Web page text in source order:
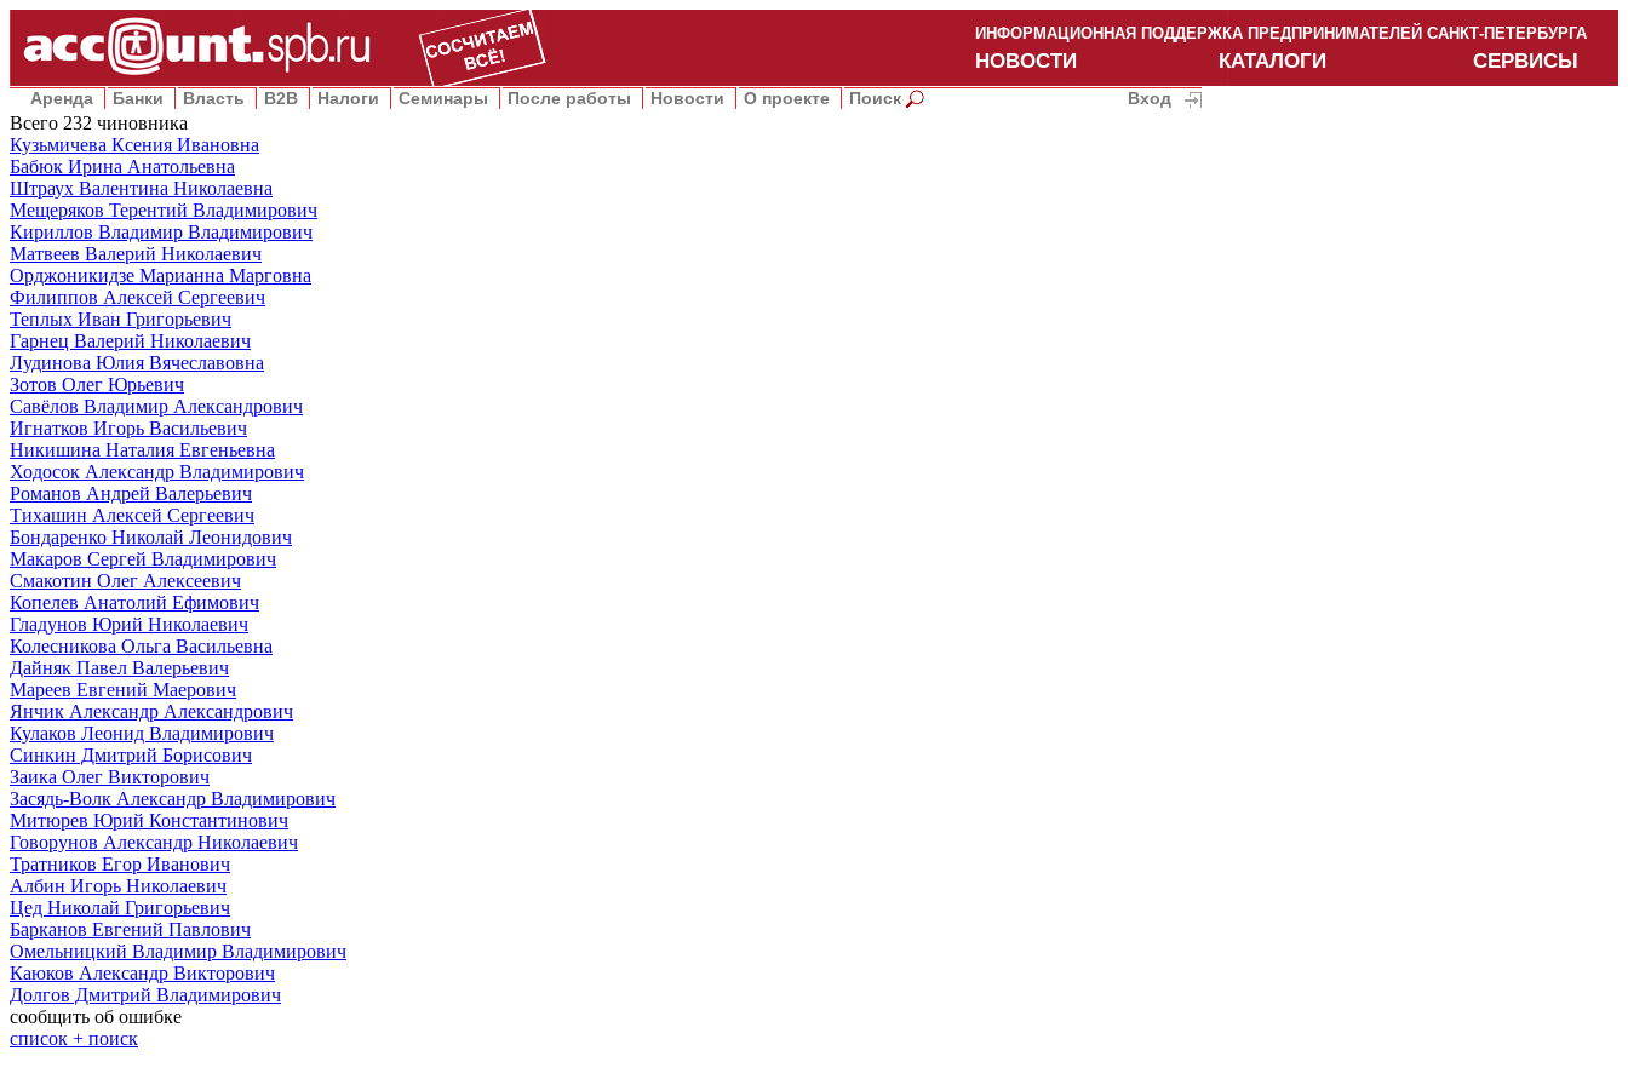
ИНФОРМАЦИОННАЯ ПОДДЕРЖКА ПРЕДПРИНИМАТЕЛЕЙ САНКТ-ПЕТЕРБУРГА
НОВОСТИ КАТАЛОГИ СЕРВИСЫ
Аренда Банки Власть B2B Налоги Семинары После работы Новости О проекте Поиск Вход
Всего 232 чиновника
Кузьмичева Ксения Ивановна
Бабюк Ирина Анатольевна
Штраух Валентина Николаевна
Мещеряков Терентий Владимирович
Кириллов Владимир Владимирович
Матвеев Валерий Николаевич
Орджоникидзе Марианна Марговна
Филиппов Алексей Сергеевич
Теплых Иван Григорьевич
Гарнец Валерий Николаевич
Лудинова Юлия Вячеславовна
Зотов Олег Юрьевич
Савёлов Владимир Александрович
Игнатков Игорь Васильевич
Никишина Наталия Евгеньевна
Ходосок Александр Владимирович
Романов Андрей Валерьевич
Тихашин Алексей Сергеевич
Бондаренко Николай Леонидович
Макаров Сергей Владимирович
Смакотин Олег Алексеевич
Копелев Анатолий Ефимович
Гладунов Юрий Николаевич
Колесникова Ольга Васильевна
Дайняк Павел Валерьевич
Мареев Евгений Маерович
Янчик Александр Александрович
Кулаков Леонид Владимирович
Синкин Дмитрий Борисович
Заика Олег Викторович
Засядь-Волк Александр Владимирович
Митюрев Юрий Константинович
Говорунов Александр Николаевич
Тратников Егор Иванович
Албин Игорь Николаевич
Цед Николай Григорьевич
Барканов Евгений Павлович
Омельницкий Владимир Владимирович
Каюков Александр Викторович
Долгов Дмитрий Владимирович
сообщить об ошибке
cписок + поиск